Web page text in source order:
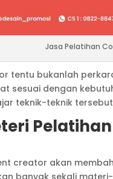
Jasa Pelatihan
tentu bukanlah
sesuai dengan
teknik-teknik
creator akan